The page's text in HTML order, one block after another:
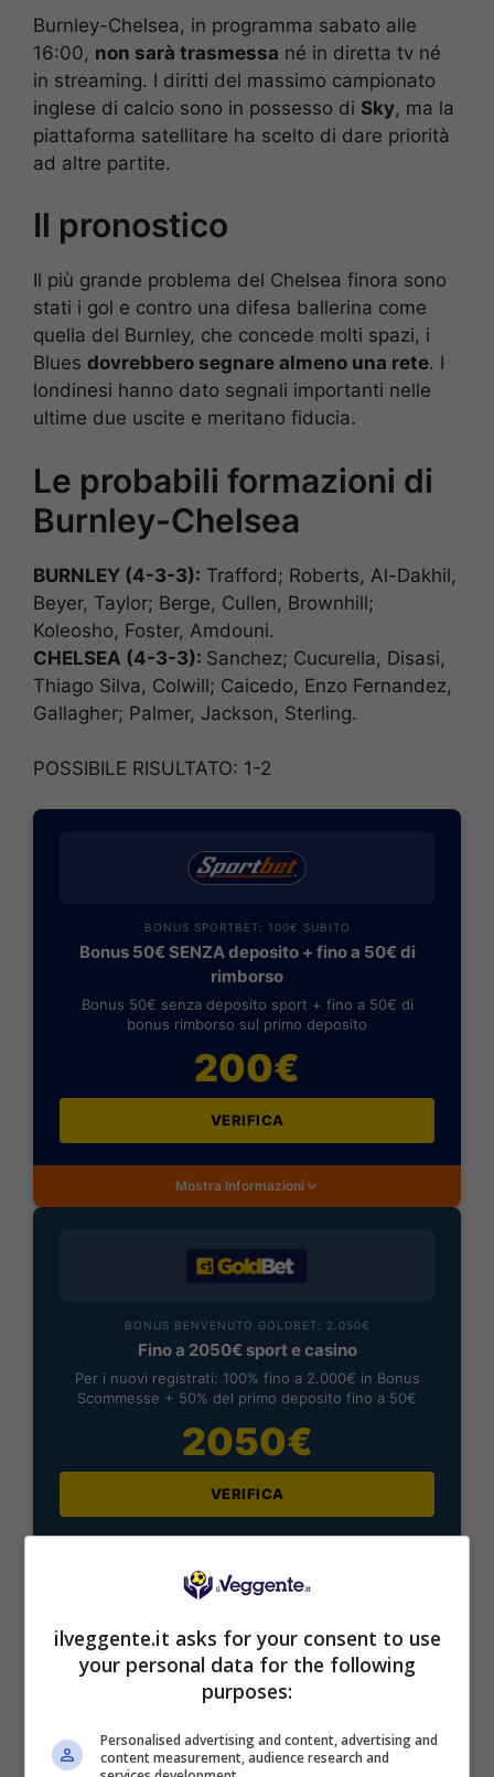
Burnley-Chelsea, in programma sabato alle
16:00, non sarà trasmessa né in diretta tv né
in streaming. I diritti del massimo campionato
inglese di calcio sono in possesso di Sky, ma la
piattaforma satellitare ha scelto di dare priorità
ad altre partite.
Il pronostico
Il più grande problema del Chelsea finora sono
stati i gol e contro una difesa ballerina come
quella del Burnley, che concede molti spazi, i
Blues dovrebbero segnare almeno una rete. I
londinesi hanno dato segnali importanti nelle
ultime due uscite e meritano fiducia.
Le probabili formazioni di
Burnley-Chelsea
BURNLEY (4-3-3): Trafford; Roberts, Al-Dakhil,
Beyer, Taylor; Berge, Cullen, Brownhill;
Koleosho, Foster, Amdouni.
CHELSEA (4-3-3): Sanchez; Cucurella, Disasi,
Thiago Silva, Colwill; Caicedo, Enzo Fernandez,
Gallagher; Palmer, Jackson, Sterling.
POSSIBILE RISULTATO: 1-2
BONUS SPORTBET: 100€ SUBITO
Bonus 50€ SENZA deposito + fino a 50€ di
rimborso
Bonus 50€ senza deposito sport + fino a 50€ di
bonus rimborso sul primo deposito
200€
VERIFICA
Mostra Informazioni
BONUS BENVENUTO GOLDBET: 2.050€
Fino a 2050€ sport e casino
Per i nuovi registrati: 100% fino a 2.000€ in Bonus
Scommesse + 50% del primo deposito fino a 50€
2050€
VERIFICA
BONUS BENVENUTO LOTTOMATICA: 2050€
Per i nuovi utenti della piattaforma: 100% fino a 50€ in
Bonus Scommesse + 100% fino a 2000€ in Bonus
ilveggente.it asks for your consent to use
your personal data for the following
purposes:
Personalised advertising and content, advertising and
content measurement, audience research and